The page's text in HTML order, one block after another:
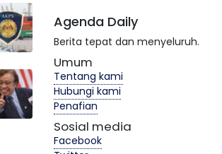
Agenda Daily
Berita tepat dan menyeluruh.
Umum
Tentang kami
Hubungi kami
Penafian
Sosial media
Facebook